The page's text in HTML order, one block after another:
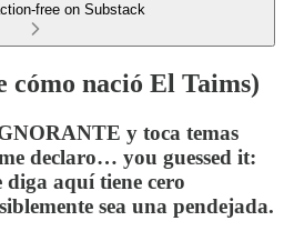
free on Substack
cómo nació El Taims)
y toca temas
declaro… you guessed it:
aquí tiene cero
sea una pendejada.